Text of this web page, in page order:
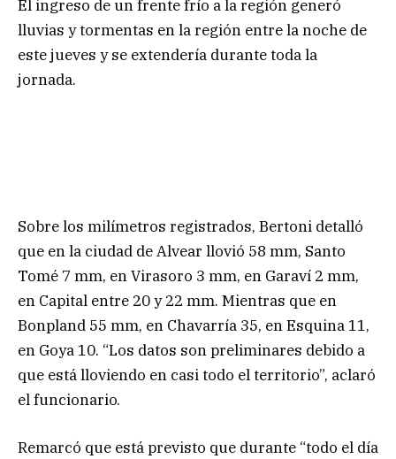
El ingreso de un frente frío a la región generó
lluvias y tormentas en la región entre la noche de
este jueves y se extendería durante toda la
jornada.
Sobre los milímetros registrados, Bertoni detalló
que en la ciudad de Alvear llovió 58 mm, Santo
Tomé 7 mm, en Virasoro 3 mm, en Garaví 2 mm,
en Capital entre 20 y 22 mm. Mientras que en
Bonpland 55 mm, en Chavarría 35, en Esquina 11,
en Goya 10. “Los datos son preliminares debido a
que está lloviendo en casi todo el territorio”, aclaró
el funcionario.
Remarcó que está previsto que durante “todo el día